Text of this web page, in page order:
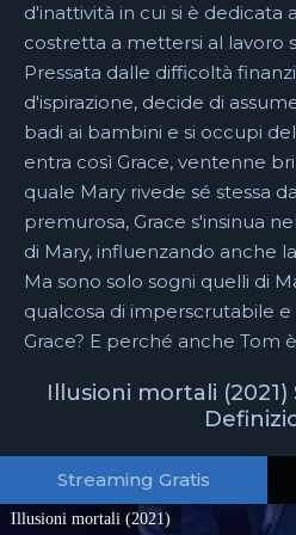
d'inattività in cui si è dedicata
costretta a mettersi al lavoro
Pressata dalle difficoltà
d'ispirazione, decide di
badi ai bambini e si occupi
entra così Grace, ventenne
quale Mary rivede sé stessa
premurosa, Grace s'insinua
di Mary, influenzando anche
Ma sono solo sogni quelli di
qualcosa di imperscrutabile e
Grace? E perché anche Tom
Illusioni mortali
Streaming Gratis
Illusioni mortali (2021)